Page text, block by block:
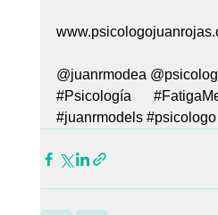
@juanrmodea
#Psicología
#juanrmodels #psicologo